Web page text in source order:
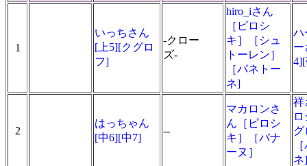
1
いっちさん
[上5][クグロ
フ]
-クロー
ズ-
hiro_iさん
［ピロシ
キ］［シュ
トーレン］
［パネトー
ネ]
ハ
ー
2
はっちゃん
[中6][中7]
--
マカロンさ
ん［ピロシ
キ］［バナ
ーヌ］
祥
グ